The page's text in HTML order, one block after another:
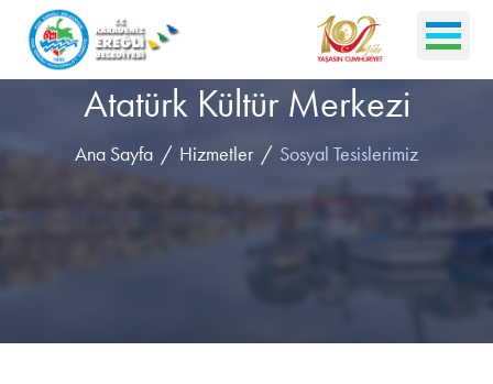
Atatürk Kültür Merkezi
Ana Sayfa Hizmetler Sosyal Tesislerimiz